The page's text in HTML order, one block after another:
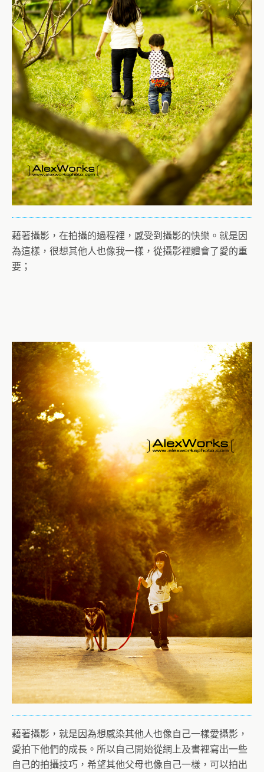
藉著攝影，在拍攝的過程裡，感受到攝影的快樂。就是因
為這樣，很想其他人也像我一樣，從攝影裡體會了愛的重
要；
藉著攝影，就是因為想感染其他人也像自己一樣愛攝影，
愛拍下他們的成長。所以自己開始從網上及書裡寫出一些
自己的拍攝技巧，希望其他父母也像自己一樣，可以拍出